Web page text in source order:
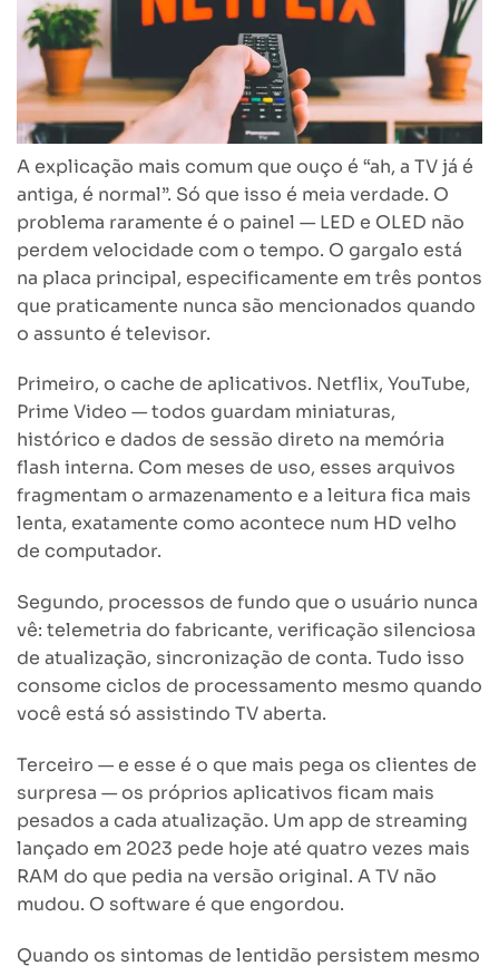
A explicação mais comum que ouço é “ah, a TV já é
antiga, é normal”. Só que isso é meia verdade. O
problema raramente é o painel — LED e OLED não
perdem velocidade com o tempo. O gargalo está
na placa principal, especificamente em três pontos
que praticamente nunca são mencionados quando
o assunto é televisor.
Primeiro, o cache de aplicativos. Netflix, YouTube,
Prime Video — todos guardam miniaturas,
histórico e dados de sessão direto na memória
flash interna. Com meses de uso, esses arquivos
fragmentam o armazenamento e a leitura fica mais
lenta, exatamente como acontece num HD velho
de computador.
Segundo, processos de fundo que o usuário nunca
vê: telemetria do fabricante, verificação silenciosa
de atualização, sincronização de conta. Tudo isso
consome ciclos de processamento mesmo quando
você está só assistindo TV aberta.
Terceiro — e esse é o que mais pega os clientes de
surpresa — os próprios aplicativos ficam mais
pesados a cada atualização. Um app de streaming
lançado em 2023 pede hoje até quatro vezes mais
RAM do que pedia na versão original. A TV não
mudou. O software é que engordou.
Quando os sintomas de lentidão persistem mesmo